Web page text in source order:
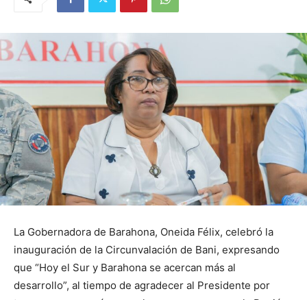
La Gobernadora de Barahona, Oneida Félix, celebró la
inauguración de la Circunvalación de Bani, expresando
que “Hoy el Sur y Barahona se acercan más al
desarrollo”, al tiempo de agradecer al Presidente por